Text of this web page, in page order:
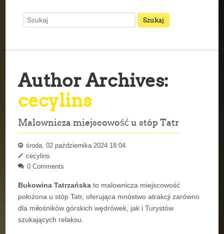
Author Archives:
cecylins
Malownicza miejscowość u stóp Tatr
środa, 02 października 2024 18:04
cecylins
0 Comments
Bukowina Tatrzańska to malownicza miejscowość
położona u stóp Tatr, oferująca mnóstwo atrakcji zarówno
dla miłośników górskich wędrówek, jak i Turystów
szukających relaksu.